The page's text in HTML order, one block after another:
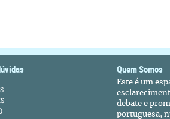
Quem Somos
Este é um
debate e
portuguesa,